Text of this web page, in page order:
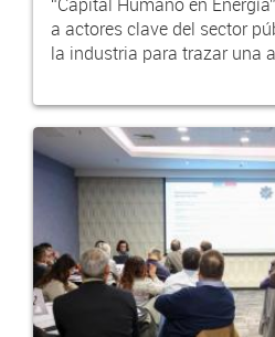
a actores clave del sector
la industria para trazar una